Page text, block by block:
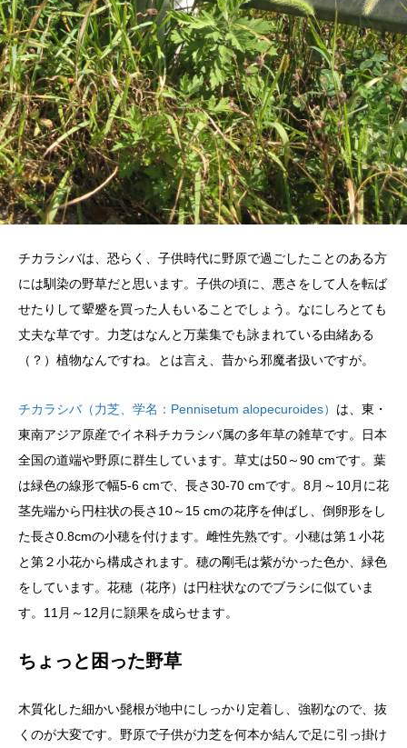
チカラシバは、恐らく、子供時代に野原で過ごしたことのある方
には馴染の野草だと思います。子供の頃に、悪さをして人を転ば
せたりして顰蹙を買った人もいることでしょう。なにしろとても
丈夫な草です。力芝はなんと万葉集でも詠まれている由緒ある
（？）植物なんですね。とは言え、昔から邪魔者扱いですが。
チカラシバ（力芝、学名：Pennisetum alopecuroides） は、東・
東南アジア原産でイネ科チカラシバ属の多年草の雑草です。日本
全国の道端や野原に群生しています。草丈は50～90 cmです。葉
は緑色の線形で幅5-6 cmで、長さ30-70 cmです。8月～10月に花
茎先端から円柱状の長さ10～15 cmの花序を伸ばし、倒卵形をし
た長さ0.8cmの小穂を付けます。雌性先熟です。小穂は第１小花
と第２小花から構成されます。穂の剛毛は紫がかった色か、緑色
をしています。花穂（花序）は円柱状なのでブラシに似ていま
す。11月～12月に頴果を成らせます。
ちょっと困った野草
木質化した細かい髭根が地中にしっかり定着し、強靭なので、抜
くのが大変です。野原で子供が力芝を何本か結んで足に引っ掛け